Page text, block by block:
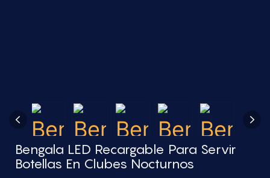
Bengala LED Recargable Para Servir
Botellas En Clubes Nocturnos